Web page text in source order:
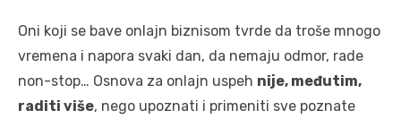
Oni koji se bave onlajn biznisom tvrde da troše mnogo
vremena i napora svaki dan, da nemaju odmor, rade
non-stop… Osnova za onlajn uspeh nije, međutim,
raditi više, nego upoznati i primeniti sve poznate